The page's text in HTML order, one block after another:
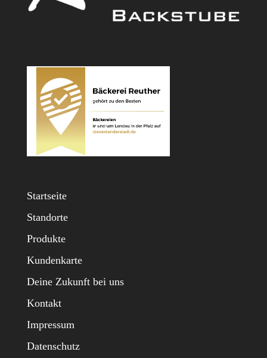
Startseite
Standorte
Produkte
Kundenkarte
Deine Zukunft bei uns
Kontakt
Impressum
Datenschutz